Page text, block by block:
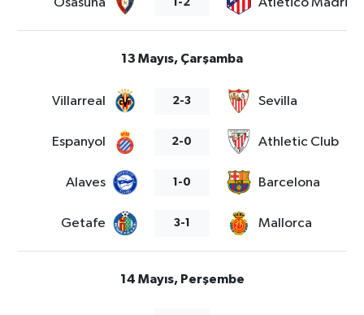
Osasuna 1-2 Atletico Madrid
13 Mayıs, Çarşamba
Villarreal 2-3 Sevilla
Espanyol 2-0 Athletic Club
Alaves 1-0 Barcelona
Getafe 3-1 Mallorca
14 Mayıs, Perşembe